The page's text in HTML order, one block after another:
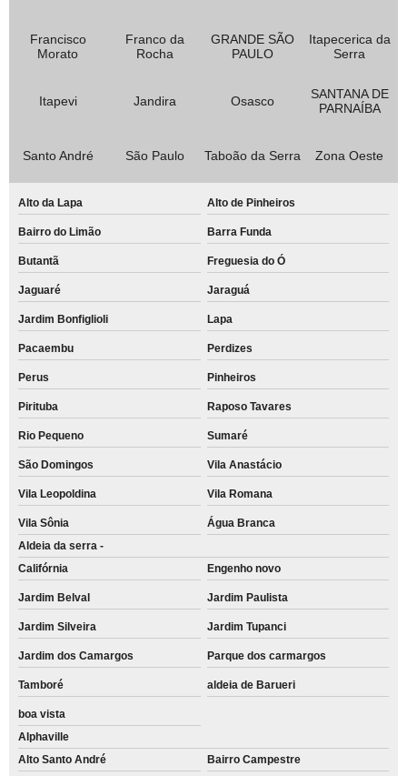
Francisco
Morato
Franco da
Rocha
GRANDE SÃO
PAULO
Itapecerica da
Serra
Itapevi Jandira Osasco
SANTANA DE
PARNAÍBA
Santo André São Paulo Taboão da Serra Zona Oeste
Alto da Lapa Alto de Pinheiros
Bairro do Limão Barra Funda
Butantã Freguesia do Ó
Jaguaré Jaraguá
Jardim Bonfiglioli Lapa
Pacaembu Perdizes
Perus Pinheiros
Pirituba Raposo Tavares
Rio Pequeno Sumaré
São Domingos Vila Anastácio
Vila Leopoldina Vila Romana
Vila Sônia
Água Branca
Aldeia da serra -
Califórnia
Engenho novo
Jardim Belval Jardim Paulista
Jardim Silveira Jardim Tupanci
Jardim dos Camargos Parque dos carmargos
Tamboré aldeia de Barueri
boa vista
Alphaville
Alto Santo André
Bairro Campestre